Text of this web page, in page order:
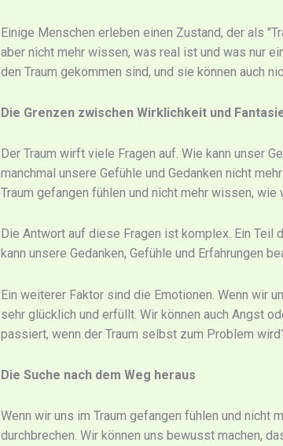
Einige Menschen erleben einen Zustand, der als
aber nicht mehr wissen, was real ist und was nur
den Traum gekommen sind, und sie können auch
Die Grenzen zwischen Wirklichkeit und
Der Traum wirft viele Fragen auf. Wie kann unser
manchmal unsere Gefühle und Gedanken nicht
Traum gefangen fühlen und nicht mehr wissen,
Die Antwort auf diese Fragen ist komplex. Ein
kann unsere Gedanken, Gefühle und Erfahrungen
Ein weiterer Faktor sind die Emotionen. Wenn wir
sehr glücklich und erfüllt. Wir können auch Angst
passiert, wenn der Traum selbst zum Problem
Die Suche nach dem Weg heraus
Wenn wir uns im Traum gefangen fühlen und nicht
durchbrechen. Wir können uns bewusst machen,